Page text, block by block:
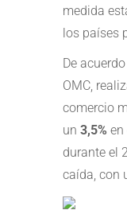
medida
los países
De
OMC,
comercio
un 3,5% en
durante el
caída, con